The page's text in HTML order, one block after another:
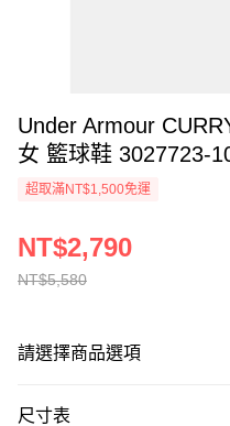
Under Armour
女 籃球鞋 3027723-
超取滿NT$1,500免運
NT$5,580
NT$2,790
請選擇商品選項
尺寸表